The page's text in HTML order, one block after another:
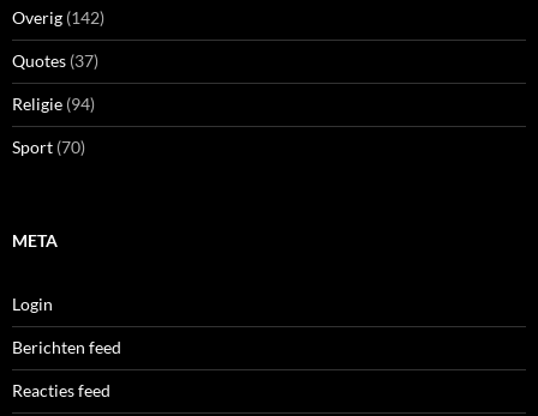
Overig (142)
Quotes (37)
Religie (94)
Sport (70)
META
Login
Berichten feed
Reacties feed